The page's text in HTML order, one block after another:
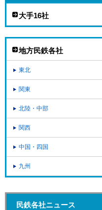
大手16社
地方民鉄各社
東北
関東
北陸・中部
関西
中国・四国
九州
民鉄各社ニュース